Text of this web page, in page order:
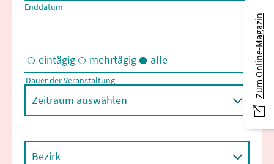
Enddatum
Eintägige und/oder mehrtägige Veranstaltungen
eintägig mehrtägig alle
Dauer der Veranstaltung
Zeitraum auswählen
Bezirk
Zum Online-Magazin